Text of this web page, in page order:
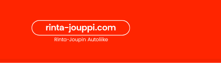
sisältöön